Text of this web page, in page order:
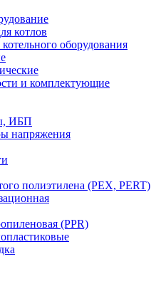
котлов
оборудования
и комплектующие
ИБП
напряжения
полиэтилена (PEX, PERT)
(PPR)